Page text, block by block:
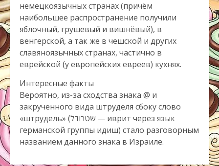
немецкоязычных странах (причём
наибольшее распространение получили
яблочный, грушевый и вишнёвый), в
венгерской, а так же в чешской и других
славяноязычных странах, частично в
еврейской (у европейских евреев) кухнях.
Интересные факты
Вероятно, из-за сходства знака @ и
закрученного вида штруделя сбоку слово
«штрудель» (שטרודל — иврит через язык
германской группы идиш) стало разговорным
названием данного знака в Израиле.